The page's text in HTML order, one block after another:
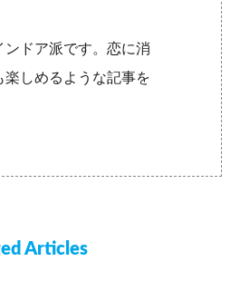
ンドア派です。恋に消
楽しめるような記事を
Articles